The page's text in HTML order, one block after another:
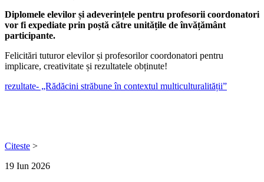
Diplomele elevilor și adeverințele pentru profesorii coordonatori
vor fi expediate prin poștă către unitățile de învățământ
participante.
Felicitări tuturor elevilor și profesorilor coordonatori pentru
implicare, creativitate și rezultatele obținute!
rezultate- „Rădăcini străbune în contextul multiculturalității”
Citeste >
19 Iun 2026